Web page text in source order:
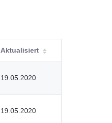
Aktualisiert
19.05.2020
19.05.2020